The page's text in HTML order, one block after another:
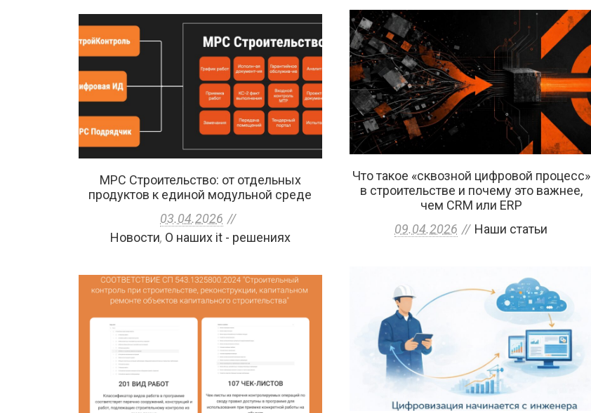
Что такое «сквозной цифровой процесс»
в строительстве и почему это важнее,
чем CRM или ERP
09.04.2026
Наши статьи
МРС Строительство: от отдельных
продуктов к единой модульной среде
03.04.2026
Новости, О наших it - решениях